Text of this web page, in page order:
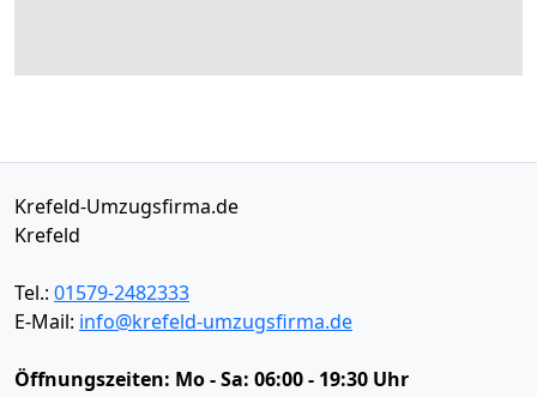
Krefeld-Umzugsfirma.de
Krefeld
Tel.: 01579-2482333
E-Mail: info@krefeld-umzugsfirma.de
Öffnungszeiten: Mo - Sa: 06:00 - 19:30 Uhr